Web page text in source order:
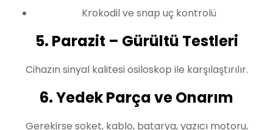
Krokodil ve snap uç kontrolü
5. Parazit – Gürültü Testleri
Cihazın sinyal kalitesi osiloskop ile karşılaştırılır.
6. Yedek Parça ve Onarım
Gerekirse soket, kablo, batarya, yazıcı motoru,